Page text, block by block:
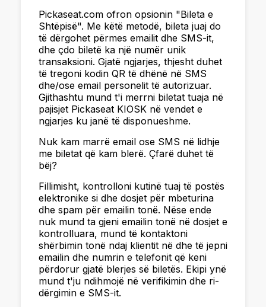
Pickaseat.com ofron opsionin "Bileta e
Shtëpisë". Me këtë metodë, bileta juaj do
të dërgohet përmes emailit dhe SMS-it,
dhe çdo biletë ka një numër unik
transaksioni. Gjatë ngjarjes, thjesht duhet
të tregoni kodin QR të dhënë në SMS
dhe/ose email personelit të autorizuar.
Gjithashtu mund t'i merrni biletat tuaja në
pajisjet Pickaseat KIOSK në vendet e
ngjarjes ku janë të disponueshme.
Nuk kam marrë email ose SMS në lidhje
me biletat që kam blerë. Çfarë duhet të
bëj?
Fillimisht, kontrolloni kutinë tuaj të postës
elektronike si dhe dosjet për mbeturina
dhe spam për emailin tonë. Nëse ende
nuk mund ta gjeni emailin tonë në dosjet e
kontrolluara, mund të kontaktoni
shërbimin tonë ndaj klientit në dhe të jepni
emailin dhe numrin e telefonit që keni
përdorur gjatë blerjes së biletës. Ekipi ynë
mund t'ju ndihmojë në verifikimin dhe ri-
dërgimin e SMS-it.